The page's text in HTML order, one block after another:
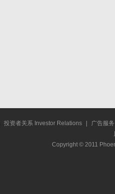
投资者关系 Investor Relations
广告服务
Copyright © 2011